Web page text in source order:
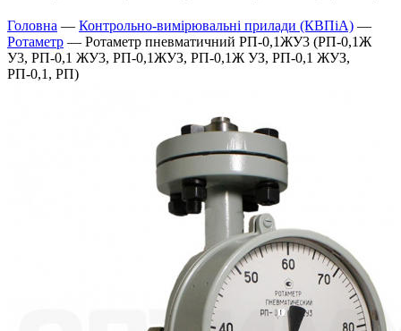
Головна — Контрольно-вимірювальні прилади (КВПіА) —
Ротаметр — Ротаметр пневматичний РП-0,1ЖУ3 (РП-0,1Ж
У3, РП-0,1 ЖУ3, РП-0,1ЖУЗ, РП-0,1Ж УЗ, РП-0,1 ЖУЗ,
РП-0,1, РП)